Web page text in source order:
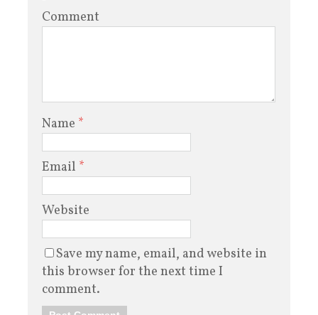
Comment
Name *
Email *
Website
Save my name, email, and website in
this browser for the next time I
comment.